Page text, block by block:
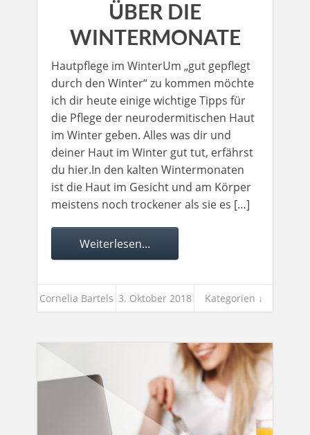
ÜBER DIE
WINTERMONATE
Hautpflege im WinterUm „gut gepflegt
durch den Winter“ zu kommen möchte
ich dir heute einige wichtige Tipps für
die Pflege der neurodermitischen Haut
im Winter geben. Alles was dir und
deiner Haut im Winter gut tut, erfährst
du hier.In den kalten Wintermonaten
ist die Haut im Gesicht und am Körper
meistens noch trockener als sie es […]
Weiterlesen...
Cornelia Bartels 3. Oktober 2018 Kategorien ↓